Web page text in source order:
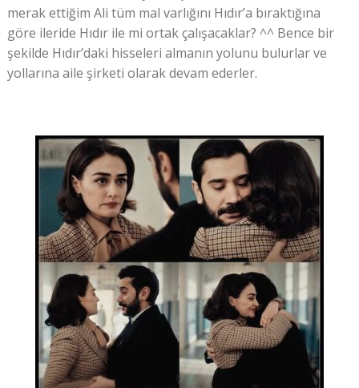
merak ettiğim Ali tüm mal varlığını Hıdır’a bıraktığına
göre ileride Hıdır ile mi ortak çalışacaklar? ^^ Bence bir
şekilde Hıdır’daki hisseleri almanın yolunu bulurlar ve
yollarına aile şirketi olarak devam ederler.